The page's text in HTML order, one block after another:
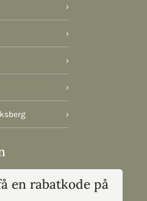
›
›
›
›
›
en rabatkode på